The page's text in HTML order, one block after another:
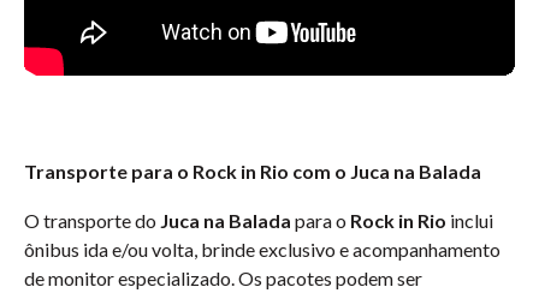
Transporte para o Rock in Rio com o Juca na Balada
O transporte do Juca na Balada para o Rock in Rio inclui
ônibus ida e/ou volta, brinde exclusivo e acompanhamento
de monitor especializado. Os pacotes podem ser